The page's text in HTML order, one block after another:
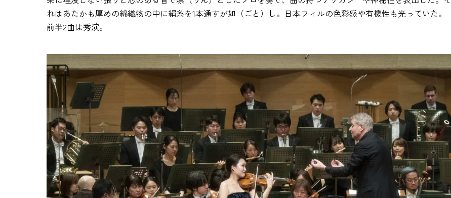
れはあたかも厚めの綿織物の中に絹糸を1本通すが如（ごと）し。日本フィルの色彩感や有機性も光っていた。
前半2曲は秀演。